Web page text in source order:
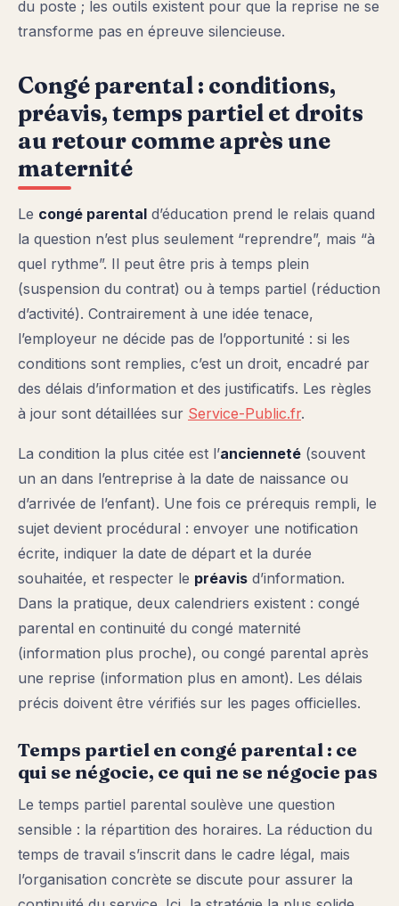
du poste ; les outils existent pour que la reprise ne se
transforme pas en épreuve silencieuse.
Congé parental : conditions,
préavis, temps partiel et droits
au retour comme après une
maternité
Le congé parental d’éducation prend le relais quand
la question n’est plus seulement “reprendre”, mais “à
quel rythme”. Il peut être pris à temps plein
(suspension du contrat) ou à temps partiel (réduction
d’activité). Contrairement à une idée tenace,
l’employeur ne décide pas de l’opportunité : si les
conditions sont remplies, c’est un droit, encadré par
des délais d’information et des justificatifs. Les règles
à jour sont détaillées sur Service-Public.fr.
La condition la plus citée est l’ancienneté (souvent
un an dans l’entreprise à la date de naissance ou
d’arrivée de l’enfant). Une fois ce prérequis rempli, le
sujet devient procédural : envoyer une notification
écrite, indiquer la date de départ et la durée
souhaitée, et respecter le préavis d’information.
Dans la pratique, deux calendriers existent : congé
parental en continuité du congé maternité
(information plus proche), ou congé parental après
une reprise (information plus en amont). Les délais
précis doivent être vérifiés sur les pages officielles.
Temps partiel en congé parental : ce
qui se négocie, ce qui ne se négocie pas
Le temps partiel parental soulève une question
sensible : la répartition des horaires. La réduction du
temps de travail s’inscrit dans le cadre légal, mais
l’organisation concrète se discute pour assurer la